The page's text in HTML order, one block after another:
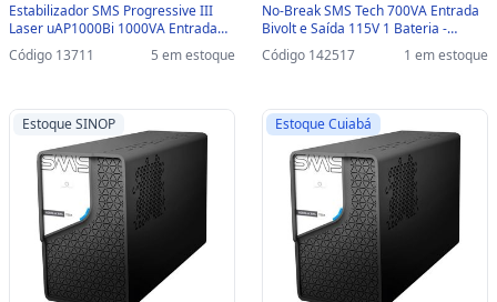
Estabilizador SMS Progressive III
Laser uAP1000Bi 1000VA Entrada
Bivolt e Saída 115V - 16216 - 16216
Código 13711 5 em estoque
No-Break SMS Tech 700VA Entrada
Bivolt e Saída 115V 1 Bateria -
29301 CAIXA AVARIADA - 29301
CAIXA AVARIADA
Código 142517 1 em estoque
Estoque SINOP Estoque Cuiabá